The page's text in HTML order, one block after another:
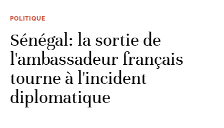
POLITIQUE
Sénégal: la sortie de
l'ambassadeur français
tourne à l'incident
diplomatique